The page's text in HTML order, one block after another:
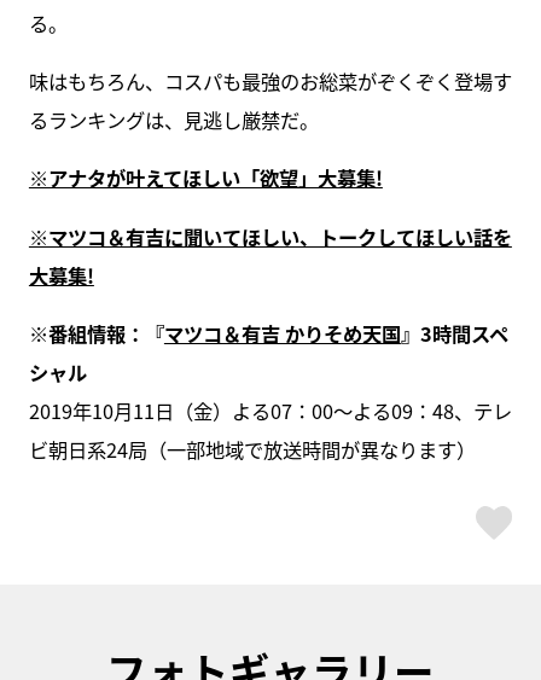
る。
味はもちろん、コスパも最強のお総菜がぞくぞく登場す
るランキングは、見逃し厳禁だ。
※アナタが叶えてほしい「欲望」大募集!
※マツコ＆有吉に聞いてほしい、トークしてほしい話を
大募集!
※番組情報：『マツコ＆有吉 かりそめ天国』3時間スペ
シャル
2019年10月11日（金）よる07：00〜よる09：48、テレ
ビ朝日系24局（一部地域で放送時間が異なります）